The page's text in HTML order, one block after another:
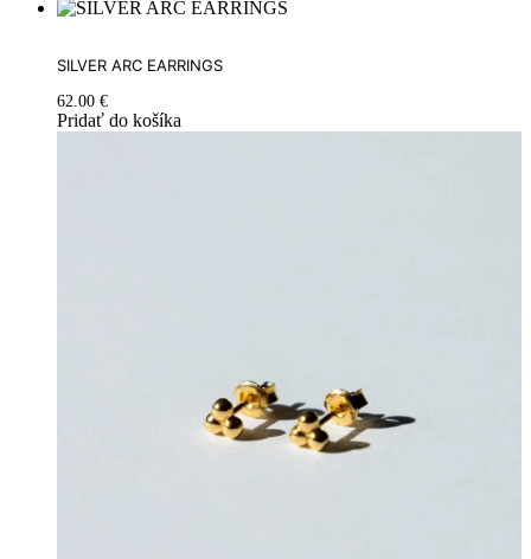
SILVER ARC EARRINGS
62.00 €
Pridať do košíka